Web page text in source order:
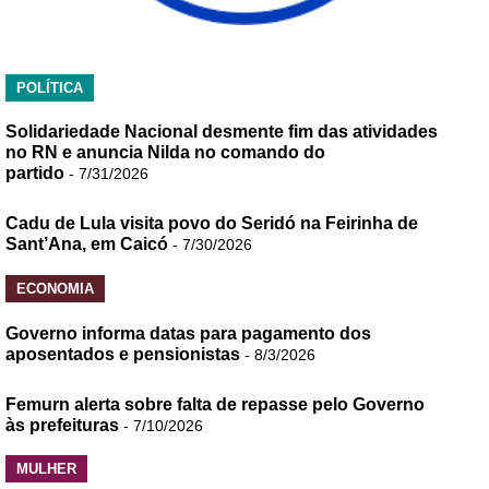
POLÍTICA
Solidariedade Nacional desmente fim das atividades
no RN e anuncia Nilda no comando do
partido - 7/31/2026
Cadu de Lula visita povo do Seridó na Feirinha de
Sant’Ana, em Caicó - 7/30/2026
ECONOMIA
Governo informa datas para pagamento dos
aposentados e pensionistas - 8/3/2026
Femurn alerta sobre falta de repasse pelo Governo
às prefeituras - 7/10/2026
MULHER